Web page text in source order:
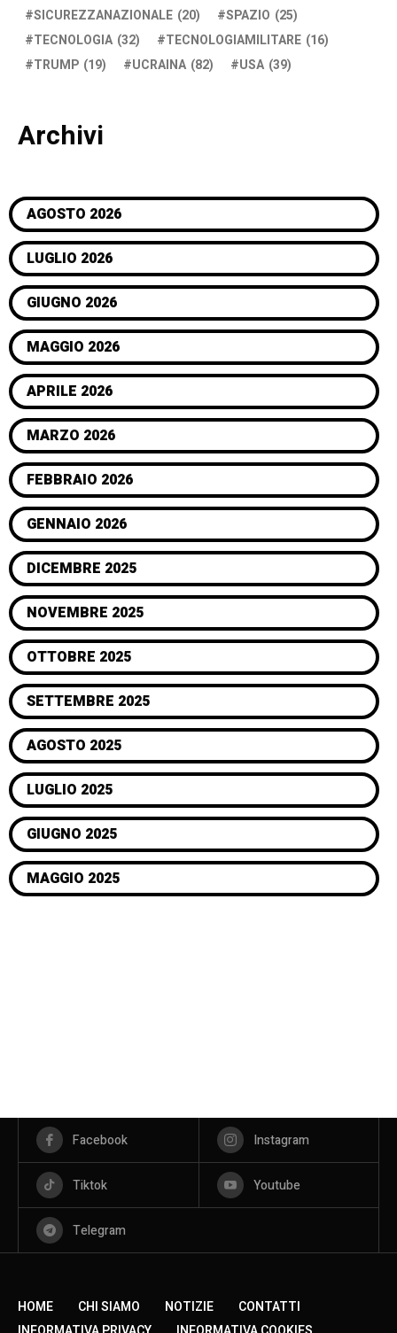
SICUREZZANAZIONALE (20) SPAZIO (25)
TECNOLOGIA (32) TECNOLOGIAMILITARE (16)
TRUMP (19) UCRAINA (82) USA (39)
Archivi
AGOSTO 2026
LUGLIO 2026
GIUGNO 2026
MAGGIO 2026
APRILE 2026
MARZO 2026
FEBBRAIO 2026
GENNAIO 2026
DICEMBRE 2025
NOVEMBRE 2025
OTTOBRE 2025
SETTEMBRE 2025
AGOSTO 2025
LUGLIO 2025
GIUGNO 2025
MAGGIO 2025
Facebook Instagram
Tiktok Youtube
Telegram
HOME CHI SIAMO NOTIZIE
CONTATTI